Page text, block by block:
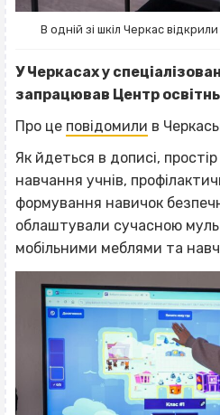
В одній зі шкіл Черкас
У Черкасах у
запрацював Центр
Про це повідомили в
Як йдеться в дописі,
навчання учнів,
формування навичок
облаштували сучасною
мобільними меблями та